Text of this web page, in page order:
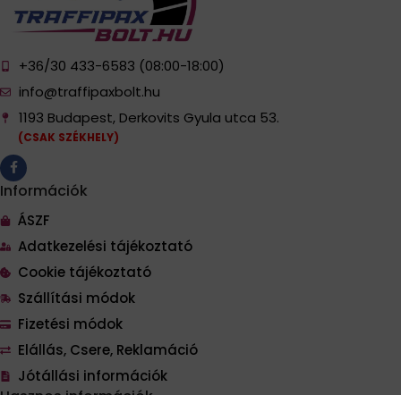
+36/30 433-6583 (08:00-18:00)
info@traffipaxbolt.hu
1193 Budapest, Derkovits Gyula utca 53.
(CSAK SZÉKHELY)
Információk
ÁSZF
Adatkezelési tájékoztató
Cookie tájékoztató
Szállítási módok
Fizetési módok
Elállás, Csere, Reklamáció
Jótállási információk